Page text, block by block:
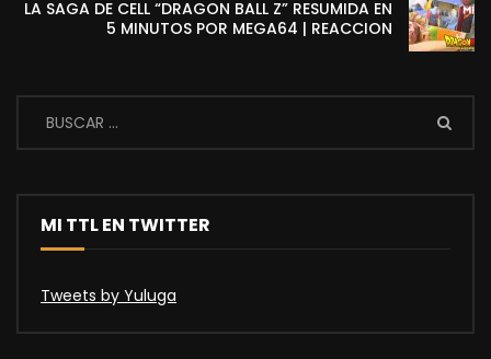
LA SAGA DE CELL “DRAGON BALL Z” RESUMIDA EN
5 MINUTOS POR MEGA64 | REACCION
MI TTL EN TWITTER
Tweets by Yuluga